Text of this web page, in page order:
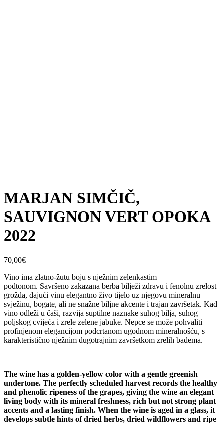
MARJAN SIMČIČ,
SAUVIGNON VERT OPOKA
2022
70,00€
Vino ima zlatno-žutu boju s nježnim zelenkastim
podtonom. Savršeno zakazana berba bilježi zdravu i fenolnu zrelost
grožđa, dajući vinu elegantno živo tijelo uz njegovu mineralnu
svježinu, bogate, ali ne snažne biljne akcente i trajan završetak. Kad
vino odleži u čaši, razvija suptilne naznake suhog bilja, suhog
poljskog cvijeća i zrele zelene jabuke. Nepce se može pohvaliti
profinjenom elegancijom podcrtanom ugodnom mineralnošću, s
karakteristično nježnim dugotrajnim završetkom zrelih badema.
The wine has a golden-yellow color with a gentle greenish
undertone. The perfectly scheduled harvest records the healthy
and phenolic ripeness of the grapes, giving the wine an elegant
living body with its mineral freshness, rich but not strong plant
accents and a lasting finish. When the wine is aged in a glass, it
develops subtle hints of dried herbs, dried wildflowers and ripe